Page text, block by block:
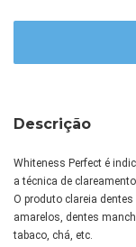
Descrição
Whiteness Perfect é
a técnica de
O produto clareia
amarelos, dentes
tabaco, chá, etc.